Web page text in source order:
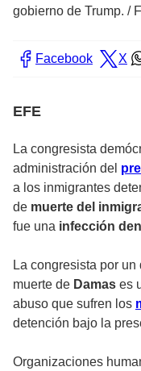
gobierno de Trump. /
Facebook X
EFE
La congresista
administración del
a los inmigrantes
de muerte del
fue una infección
La congresista por un
muerte de Damas es
abuso que sufren los
detención bajo la
Organizaciones